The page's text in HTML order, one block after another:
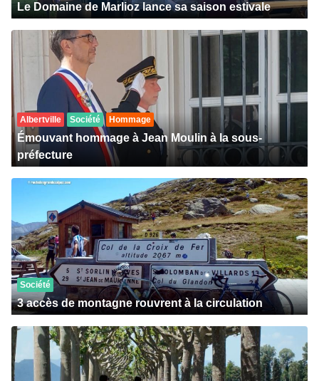
Le Domaine de Marlioz lance sa saison estivale
Albertville Société Hommage
Émouvant hommage à Jean Moulin à la sous-
préfecture
Société
3 accès de montagne rouvrent à la circulation